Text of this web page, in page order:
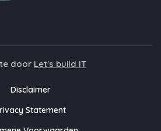
door Let's build IT
Disclaimer
Statement